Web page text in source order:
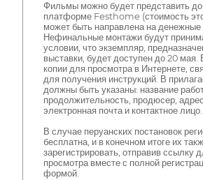
Фильмы можно будет представить до
платформе Festhome (стоимость
может быть направлена на денежные
Нефинальные монтажи будут
условии, что экземпляр,
выставки, будет доступен до 20 мая.
копии для просмотра в Интернете,
для получения инструкций. В
должны быть указаны: название
продолжительность, продюсер,
электронная почта и контактное лицо.
В случае перуанских постановок
бесплатна, и в конечном итоге их
зарегистрировать, отправив ссылку
просмотра вместе с полной
формой.